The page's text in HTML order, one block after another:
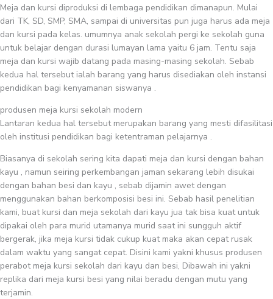
Meja dan kursi diproduksi di lembaga pendidikan dimanapun. Mulai
dari TK, SD, SMP, SMA, sampai di universitas pun juga harus ada meja
dan kursi pada kelas. umumnya anak sekolah pergi ke sekolah guna
untuk belajar dengan durasi lumayan lama yaitu 6 jam. Tentu saja
meja dan kursi wajib datang pada masing-masing sekolah. Sebab
kedua hal tersebut ialah barang yang harus disediakan oleh instansi
pendidikan bagi kenyamanan siswanya .
produsen meja kursi sekolah modern
Lantaran kedua hal tersebut merupakan barang yang mesti difasilitasi
oleh institusi pendidikan bagi ketentraman pelajarnya .
Biasanya di sekolah sering kita dapati meja dan kursi dengan bahan
kayu , namun seiring perkembangan jaman sekarang lebih disukai
dengan bahan besi dan kayu , sebab dijamin awet dengan
menggunakan bahan berkomposisi besi ini. Sebab hasil penelitian
kami, buat kursi dan meja sekolah dari kayu jua tak bisa kuat untuk
dipakai oleh para murid utamanya murid saat ini sungguh aktif
bergerak, jika meja kursi tidak cukup kuat maka akan cepat rusak
dalam waktu yang sangat cepat. Disini kami yakni khusus produsen
perabot meja kursi sekolah dari kayu dan besi, Dibawah ini yakni
replika dari meja kursi besi yang nilai beradu dengan mutu yang
terjamin.